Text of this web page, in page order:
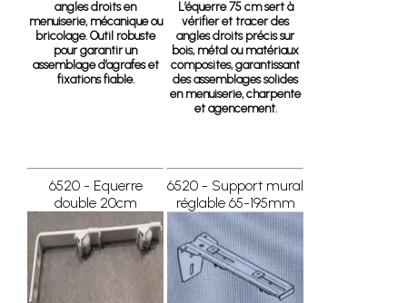
angles droits en
menuiserie, mécanique ou
bricolage. Outil robuste
pour garantir un
assemblage d’agrafes et
fixations fiable.
L’équerre 75 cm sert à
vérifier et tracer des
angles droits précis sur
bois, métal ou matériaux
composites, garantissant
des assemblages solides
en menuiserie, charpente
et agencement.
6520 - Equerre
double 20cm
6520 - Support mural
réglable 65-195mm